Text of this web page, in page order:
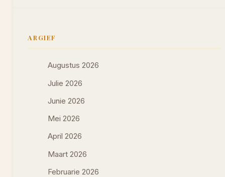
ARGIEF
Augustus 2026
Julie 2026
Junie 2026
Mei 2026
April 2026
Maart 2026
Februarie 2026